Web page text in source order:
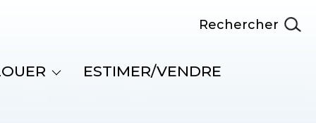
Rechercher
professionnelESTIMER/VENDRE